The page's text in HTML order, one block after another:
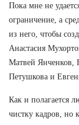
Пока мне не
ограничение, а
из него, чтобы
Анастасия
Матвей Янченков,
Петушкова и
Как и полагается
чистку кадров, но